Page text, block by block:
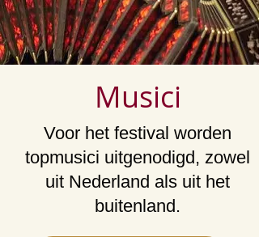
Musici
Voor het festival worden
topmusici uitgenodigd, zowel
uit Nederland als uit het
buitenland.